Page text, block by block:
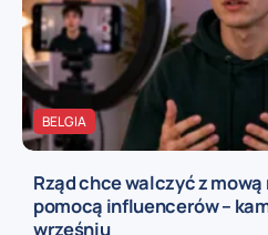
BELGIA
Rząd chce walczyć z
pomocą influencerów –
wrześniu